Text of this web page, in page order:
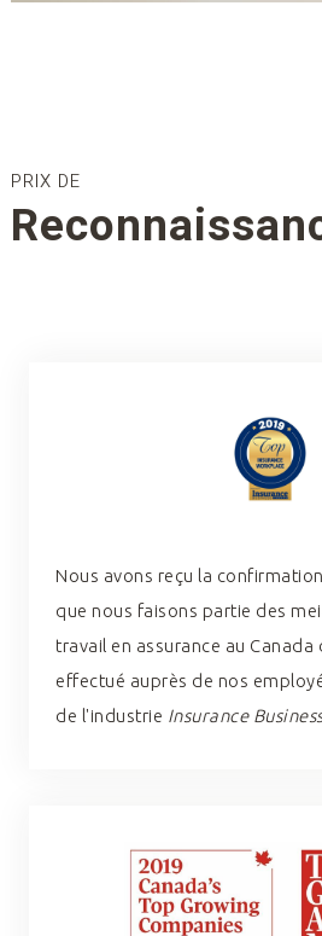
PRIX DE
Nous avons reçu la
que nous faisons partie des
travail en assurance au
effectué auprès de nos
de l'industrie Insurance